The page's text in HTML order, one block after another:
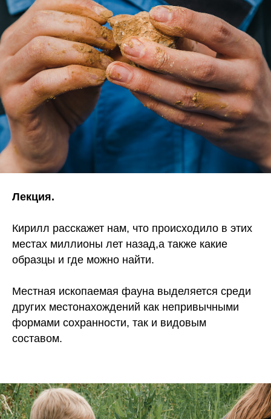
Лекция.
Кирилл расскажет нам, что происходило в этих
местах миллионы лет назад,а также какие
образцы и где можно найти.
Местная ископаемая фауна выделяется среди
других местонахождений как непривычными
формами сохранности, так и видовым
составом.